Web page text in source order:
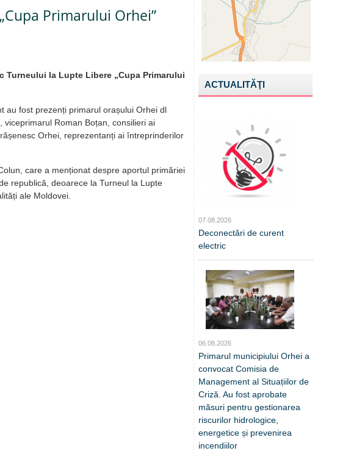
Primarului Orhei”
Turneului la Lupte Libere „Cupa Primarului
au fost prezenți primarul orașului Orhei dl
viceprimarul Roman Boțan, consilieri ai
Orhei, reprezentanți ai întreprinderilor
care a menționat despre aportul primăriei
republică, deoarece la Turneul la Lupte
ale Moldovei.
ACTUALITĂŢI
07.08.2026
Deconectări de curent
electric
06.08.2026
Primarul municipiului Orhei a
convocat Comisia de
Management al Situațiilor de
Criză. Au fost aprobate
măsuri pentru gestionarea
riscurilor hidrologice,
energetice și prevenirea
incendiilor